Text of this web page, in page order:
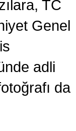
TC
Genel
adli
da